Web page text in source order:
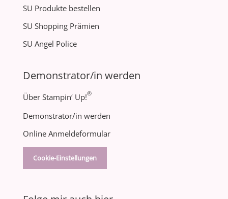
SU Produkte bestellen
SU Shopping Prämien
SU Angel Police
Demonstrator/in werden
Über Stampin‘ Up!®
Demonstrator/in werden
Online Anmeldeformular
Cookie-Einstellungen